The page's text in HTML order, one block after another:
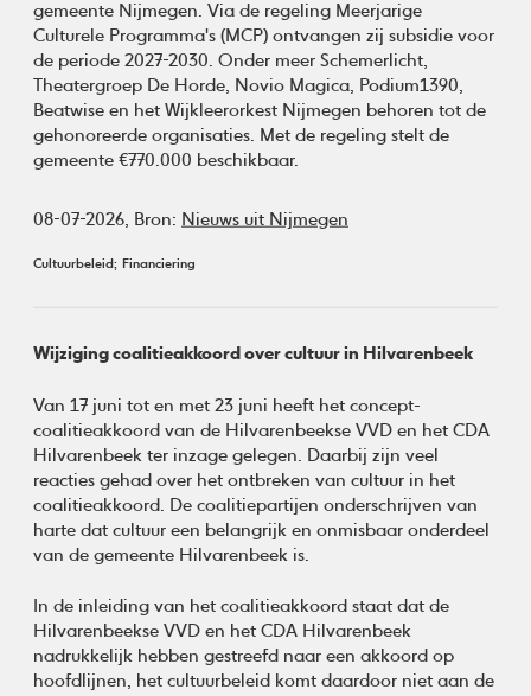
gemeente Nijmegen. Via de regeling Meerjarige
Culturele Programma's (MCP) ontvangen zij subsidie voor
de periode 2027-2030. Onder meer Schemerlicht,
Theatergroep De Horde, Novio Magica, Podium1390,
Beatwise en het Wijkleerorkest Nijmegen behoren tot de
gehonoreerde organisaties. Met de regeling stelt de
gemeente €770.000 beschikbaar.
08-07-2026, Bron: Nieuws uit Nijmegen
Cultuurbeleid Financiering
Wijziging coalitieakkoord over cultuur in Hilvarenbeek
Van 17 juni tot en met 23 juni heeft het concept-
coalitieakkoord van de Hilvarenbeekse VVD en het CDA
Hilvarenbeek ter inzage gelegen. Daarbij zijn veel
reacties gehad over het ontbreken van cultuur in het
coalitieakkoord. De coalitiepartijen onderschrijven van
harte dat cultuur een belangrijk en onmisbaar onderdeel
van de gemeente Hilvarenbeek is.
In de inleiding van het coalitieakkoord staat dat de
Hilvarenbeekse VVD en het CDA Hilvarenbeek
nadrukkelijk hebben gestreefd naar een akkoord op
hoofdlijnen, het cultuurbeleid komt daardoor niet aan de